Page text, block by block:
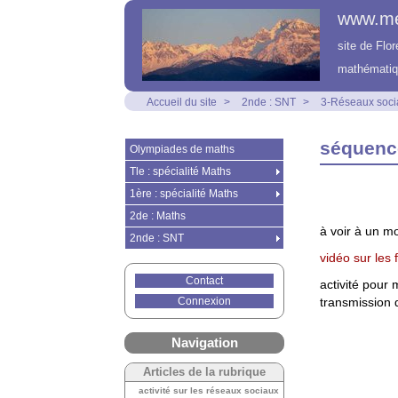
site de
Accueil du site > 2nde : SNT > 3-Réseaux
à voir à un
vidéo sur les
activité pour
transmission
Olympiades de maths
Tle : spécialité Maths
1ère : spécialité Maths
2de : Maths
2nde : SNT
Contact
Connexion
Navigation
Articles de la rubrique
activité sur les réseaux sociaux